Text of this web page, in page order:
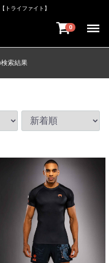
トライファイト】
0 Menu
検索結果